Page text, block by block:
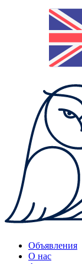
Объявления
О нас